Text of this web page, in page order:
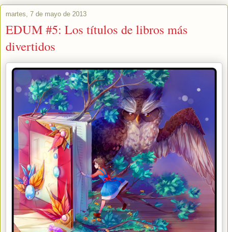
martes, 7 de mayo de 2013
EDUM #5: Los títulos de libros más
divertidos